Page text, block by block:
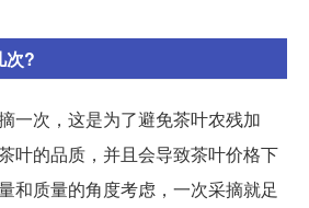
次?
一次，这是为了避免茶叶农残加
叶的品质，并且会导致茶叶价格下
和质量的角度考虑，一次采摘就足